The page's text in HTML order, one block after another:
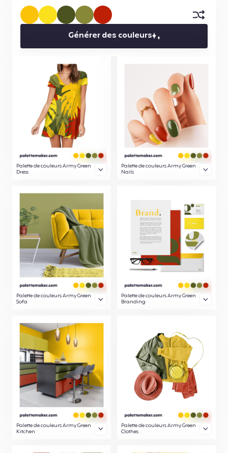
Générer des couleurs
Palette de couleurs Army Green
Dress
Palette de couleurs Army Green
Nails
Palette de couleurs Army Green
Sofa
Palette de couleurs Army Green
Branding
Palette de couleurs Army Green
Kitchen
Palette de couleurs Army Green
Clothes